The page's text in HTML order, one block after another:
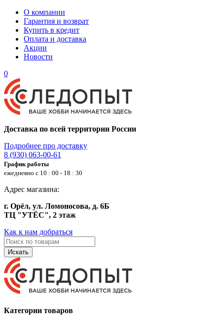
О компании
Гарантия и возврат
Купить в кредит
Оплата и доставка
Акции
Новости
0
Доставка по всей территории России
Подробнее про доставку
8 (930) 063-00-61
График работы
ежедневно с 10 : 00 - 18 : 30
Адрес магазина:
г. Орёл, ул. Ломоносова, д. 6Б
ТЦ "УТЁС", 2 этаж
Как к нам добраться
Искать
Категории товаров